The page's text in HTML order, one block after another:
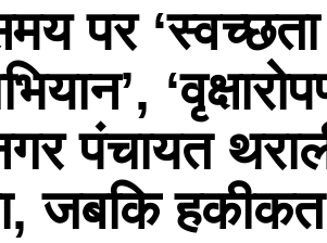
पर ‘स्वच्छता
पंचायत
जबकि